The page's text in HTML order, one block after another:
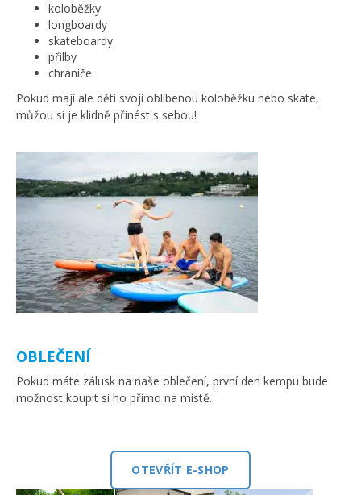
koloběžky
longboardy
skateboardy
přilby
chrániče
Pokud mají ale děti svoji oblíbenou koloběžku nebo skate,
můžou si je klidně přinést s sebou!
OBLEČENÍ
Pokud máte zálusk na naše oblečení, první den kempu bude
možnost koupit si ho přímo na místě.
OTEVŘÍT E-SHOP